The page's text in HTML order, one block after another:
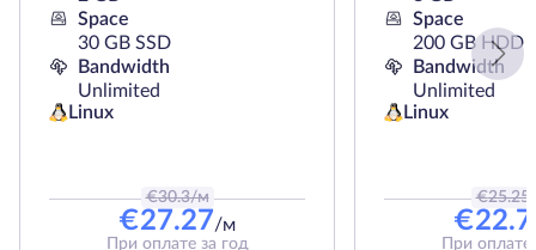
Space
30 GB SSD
Bandwidth
Unlimited
Linux
€30.3/м
€27.27/м
При оплате за год
Space
200 GB HDD
Bandwidth
Unlimited
Linux
€25.25
€
При оплате